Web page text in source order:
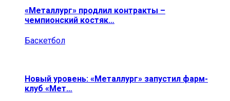
«Металлург» продлил контракты –
чемпионский костяк…
Баскетбол
Новый уровень: «Металлург» запустил фарм-
клуб «Мет…